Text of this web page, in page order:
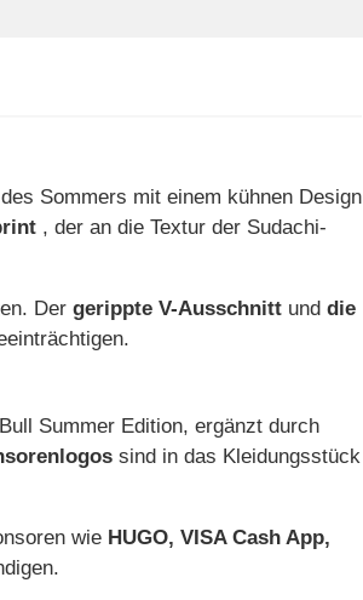
Sommers mit einem kühnen Design
, der an die Textur der Sudachi-
Der gerippte V-Ausschnittund die
Summer Edition, ergänzt durch
sind in das Kleidungsstück
wie HUGO, VISA Cash App,